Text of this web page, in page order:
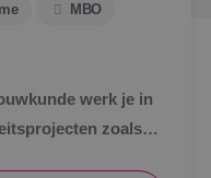
MBO
werk je in
zoals